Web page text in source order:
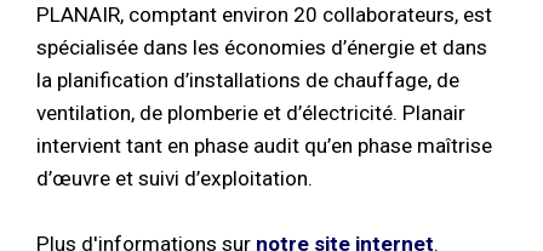
PLANAIR, comptant environ 20 collaborateurs, est
spécialisée dans les économies d’énergie et dans
la planification d’installations de chauffage, de
ventilation, de plomberie et d’électricité. Planair
intervient tant en phase audit qu’en phase maîtrise
d’œuvre et suivi d’exploitation.
Plus d'informations sur notre site internet.